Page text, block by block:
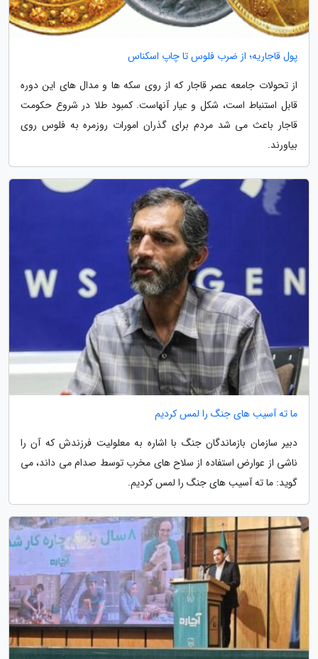
پول قاجاریه؛ از ضرب فلوس تا چاپ اسکناس
از تحولات جامعه عصر قاجار که از روی سکه ها و مدال های این دوره
قابل استنباط است، شکل و عیار آنهاست. کمبود طلا در شروع حکومت
قاجار باعث می شد مردم برای گذران امورات روزمره به فلوس روی
بیاورند.
ما ته آسیب های جنگ را لمس کردیم
دبیر سازمان بازماندگان جنگ با اشاره به معلولیت فرزندش که آن را
ناشی از عوارض استفاده از سلاح های مخرب توسط صدام می داند، می
گوید: ما ته آسیب های جنگ را لمس کردیم.